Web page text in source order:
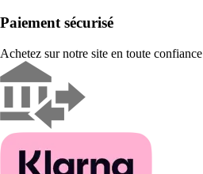
Paiement sécurisé
Achetez sur notre site en toute confiance